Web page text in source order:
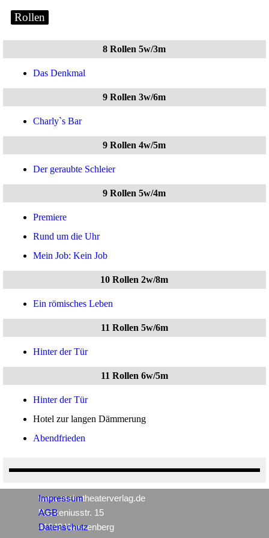
Rollen
8 Rollen 5w/3m
Das Denkmal
9 Rollen 3w/6m
Charly`s Bar
9 Rollen 4w/5m
Der geraubte Schleier
9 Rollen 5w/4m
Premiere
Rund um die Uhr
Mein Job: Kein Job
10 Rollen 2w/8m
Ein römisches Leben
11 Rollen 5w/6m
Hinter der Tür
11 Rollen 6w/5m
Hinter der Tür
Hotel zur langen Dämmerung
Abendfrieden
www.mein-theaterverlag.de
Packeniusstr. 15
41849 Wassenberg
Impressum
AGB
Datenschutz